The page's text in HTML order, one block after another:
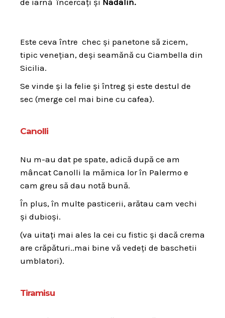
Este ceva între chec și panetone să zicem,
tipic venețian, deși seamănă cu Ciambella din
Sicilia.
Se vinde și la felie și întreg și este destul de
sec (merge cel mai bine cu cafea).
Canolli
Nu m-au dat pe spate, adică după ce am
mâncat Canolli la mămica lor în Palermo e
cam greu să dau notă bună.
În plus, în multe pasticerii, arătau cam vechi
și dubioși.
(va uitați mai ales la cei cu fistic și dacă crema
are crăpături..mai bine vă vedeți de baschetii
umblatori).
Tiramisu